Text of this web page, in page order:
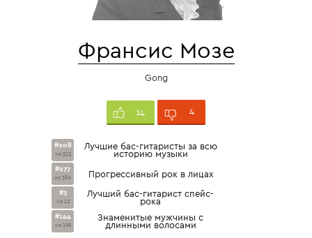
Франсис Мозе
Gong
14 4
#208
из 313
Лучшие бас-гитаристы за всю
историю музыки
#277
из 386 Прогрессивный рок в лицах
#3
из 12
Лучший бас-гитарист спейс-
рока
#144
из 199
Знаменитые мужчины с
длинными волосами